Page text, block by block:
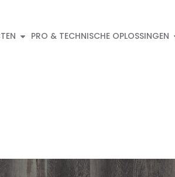
PRO & TECHNISCHE OPLOSSINGEN